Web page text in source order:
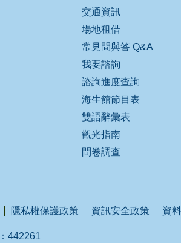
交通資訊
場地租借
常見問與答 Q&A
我要諮詢
諮詢進度查詢
海生館節目表
雙語辭彙表
觀光指南
問卷調查
隱私權保護政策 資訊安全政策 資
442261